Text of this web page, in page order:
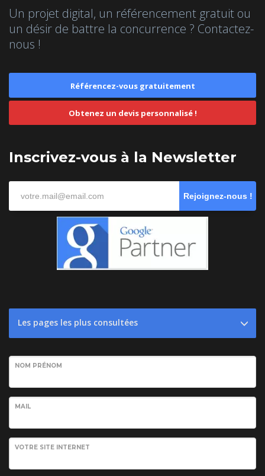
Un projet digital, un référencement gratuit ou
un désir de battre la concurrence ? Contactez-
nous !
Référencez-vous gratuitement
Obtenez un devis personnalisé !
Inscrivez-vous à la Newsletter
Rejoignez-nous !
Les pages les plus consultées
NOM PRÉNOM
MAIL
VOTRE SITE INTERNET